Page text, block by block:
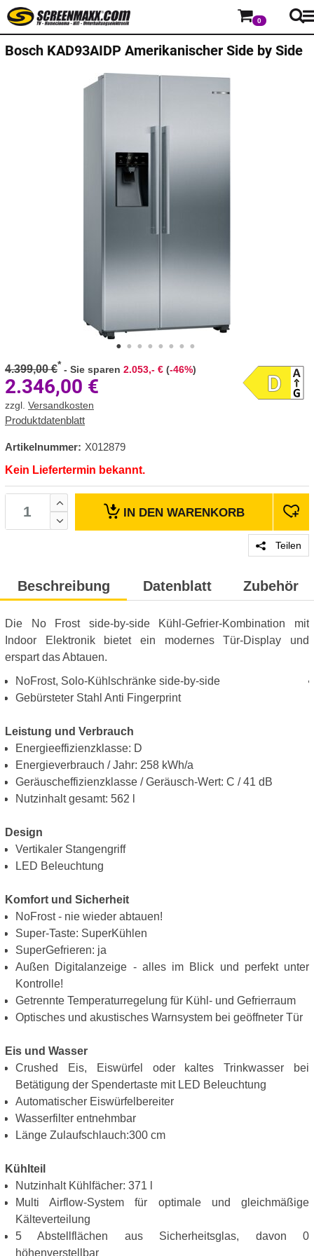
0
Bosch KAD93AIDP Amerikanischer Side by Side
4.399,00 €* - Sie sparen 2.053,- € (-46%)
2.346,00 €
zzgl. Versandkosten
Produktdatenblatt
Artikelnummer: X012879
Kein Liefertermin bekannt.
IN DEN WARENKORB
Teilen
Beschreibung Datenblatt Zubehör
Die No Frost side-by-side Kühl-Gefrier-Kombination mit
Indoor Elektronik bietet ein modernes Tür-Display und
erspart das Abtauen.
NoFrost, Solo-Kühlschränke side-by-side
Gebürsteter Stahl Anti Fingerprint
Leistung und Verbrauch
Energieeffizienzklasse: D
Energieverbrauch / Jahr: 258 kWh/a
Geräuscheffizienzklasse / Geräusch-Wert: C / 41 dB
Nutzinhalt gesamt: 562 l
Design
Vertikaler Stangengriff
LED Beleuchtung
Komfort und Sicherheit
NoFrost - nie wieder abtauen!
Super-Taste: SuperKühlen
SuperGefrieren: ja
Außen Digitalanzeige - alles im Blick und perfekt unter
Kontrolle!
Getrennte Temperaturregelung für Kühl- und Gefrierraum
Optisches und akustisches Warnsystem bei geöffneter Tür
Eis und Wasser
Crushed Eis, Eiswürfel oder kaltes Trinkwasser bei
Betätigung der Spendertaste mit LED Beleuchtung
Automatischer Eiswürfelbereiter
Wasserfilter entnehmbar
Länge Zulaufschlauch:300 cm
Kühlteil
Nutzinhalt Kühlfächer: 371 l
Multi Airflow-System für optimale und gleichmäßige
Kälteverteilung
5 Abstellflächen aus Sicherheitsglas, davon 0
höhenverstellbar